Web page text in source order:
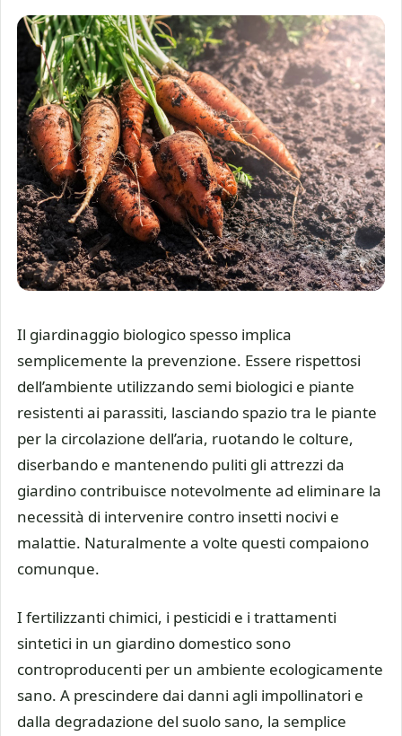
Il giardinaggio biologico spesso implica
semplicemente la prevenzione. Essere rispettosi
dell’ambiente utilizzando semi biologici e piante
resistenti ai parassiti, lasciando spazio tra le piante
per la circolazione dell’aria, ruotando le colture,
diserbando e mantenendo puliti gli attrezzi da
giardino contribuisce notevolmente ad eliminare la
necessità di intervenire contro insetti nocivi e
malattie. Naturalmente a volte questi compaiono
comunque.
I fertilizzanti chimici, i pesticidi e i trattamenti
sintetici in un giardino domestico sono
controproducenti per un ambiente ecologicamente
sano. A prescindere dai danni agli impollinatori e
dalla degradazione del suolo sano, la semplice